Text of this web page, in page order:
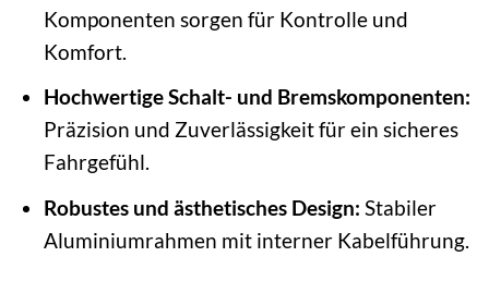
Komponenten sorgen für Kontrolle und
Komfort.
Hochwertige Schalt- und Bremskomponenten:
Präzision und Zuverlässigkeit für ein sicheres
Fahrgefühl.
Robustes und ästhetisches Design: Stabiler
Aluminiumrahmen mit interner Kabelführung.